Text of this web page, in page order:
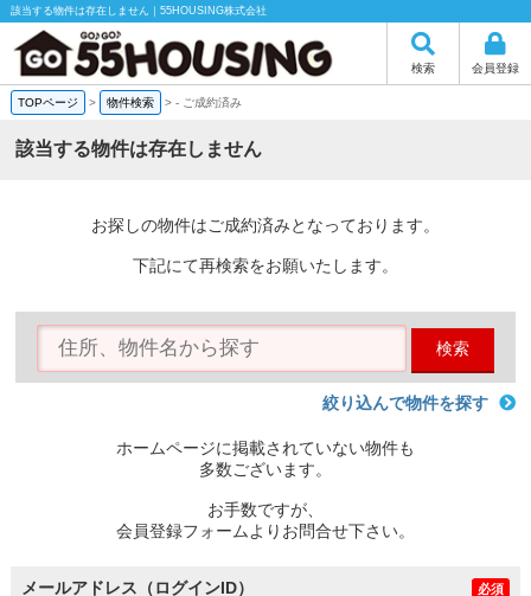
該当する物件は存在しません｜55HOUSING株式会社
検索 会員登録
TOPページ > 物件検索 >- ご成約済み
該当する物件は存在しません
お探しの物件はご成約済みとなっております。
下記にて再検索をお願いたします。
検索
絞り込んで物件を探す
ホームページに掲載されていない物件も
多数ございます。
お手数ですが、
会員登録フォームよりお問合せ下さい。
メールアドレス（ログインID） 必須